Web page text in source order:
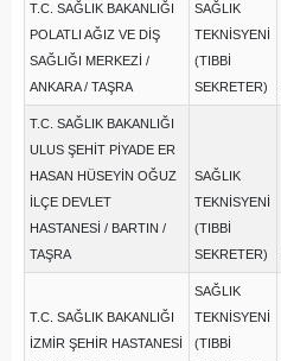
T.C. SAĞLIK BAKANLIĞI
POLATLI AĞIZ VE DİŞ
SAĞLIĞI MERKEZİ /
ANKARA / TAŞRA
SAĞLIK
TEKNİSYENİ
(TIBBİ
SEKRETER)
T.C. SAĞLIK BAKANLIĞI
ULUS ŞEHİT PİYADE ER
HASAN HÜSEYİN OĞUZ
İLÇE DEVLET
HASTANESİ / BARTIN /
TAŞRA
SAĞLIK
TEKNİSYENİ
(TIBBİ
SEKRETER)
T.C. SAĞLIK BAKANLIĞI
İZMİR ŞEHİR HASTANESİ
SAĞLIK
TEKNİSYENİ
(TIBBİ